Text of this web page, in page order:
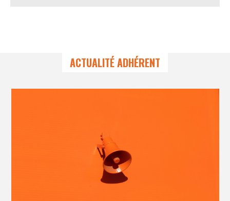
ACTUALITÉ ADHÉRENT